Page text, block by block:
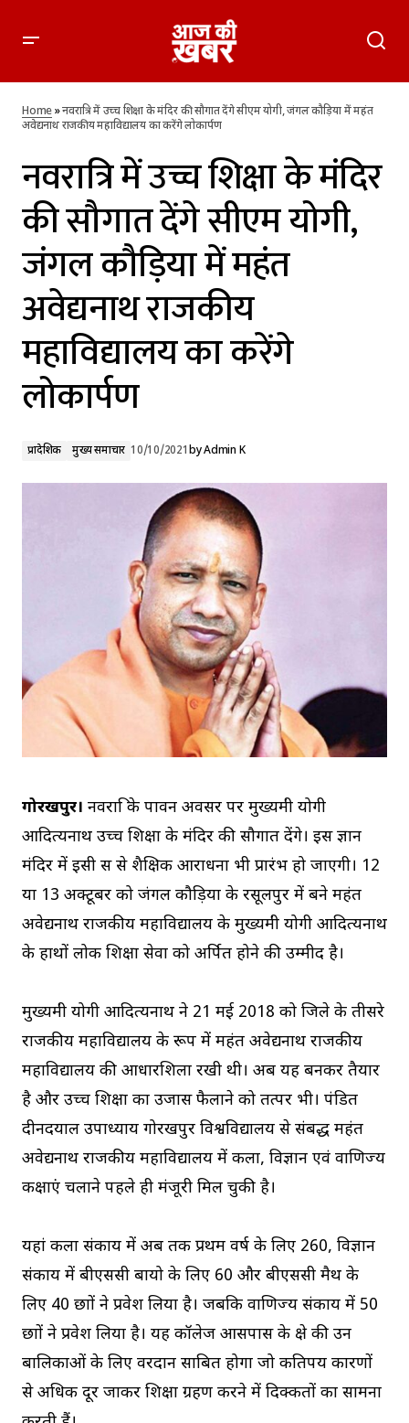
महंत अवेद्यनाथ राजकीय महाविद्यालय का करेंगे लोकार्पण
Home»नवरात्रि में उच्च शिक्षा के मंदिर की सौगात देंगे सीएम योगी, जंगल कौड़िया में महंत
अवेद्यनाथ राजकीय महाविद्यालय का करेंगे लोकार्पण
नवरात्रि में उच्च शिक्षा के मंदिर
की सौगात देंगे सीएम योगी,
जंगल कौड़िया में महंत
अवेद्यनाथ राजकीय
महाविद्यालय का करेंगे
लोकार्पण
प्रादेशिक मुख्य समाचार 10/10/2021byAdmin K
गोरखपुर। नवरात्रि के पावन अवसर पर मुख्यमंत्री योगी
आदित्यनाथ उच्च शिक्षा के मंदिर की सौगात देंगे। इस ज्ञान
मंदिर में इसी सत्र से शैक्षिक आराधना भी प्रारंभ हो जाएगी। 12
या 13 अक्टूबर को जंगल कौड़िया के रसूलपुर में बने महंत
अवेद्यनाथ राजकीय महाविद्यालय के मुख्यमंत्री योगी आदित्यनाथ
के हाथों लोक शिक्षा सेवा को अर्पित होने की उम्मीद है।
मुख्यमंत्री योगी आदित्यनाथ ने 21 मई 2018 को जिले के तीसरे
राजकीय महाविद्यालय के रूप में महंत अवेद्यनाथ राजकीय
महाविद्यालय की आधारशिला रखी थी। अब यह बनकर तैयार
है और उच्च शिक्षा का उजास फैलाने को तत्पर भी। पंडित
दीनदयाल उपाध्याय गोरखपुर विश्वविद्यालय से संबद्ध महंत
अवेद्यनाथ राजकीय महाविद्यालय में कला, विज्ञान एवं वाणिज्य
कक्षाएं चलाने पहले ही मंजूरी मिल चुकी है।
यहां कला संकाय में अब तक प्रथम वर्ष के लिए 260, विज्ञान
संकाय में बीएससी बायो के लिए 60 और बीएससी मैथ के
लिए 40 छात्रों ने प्रवेश लिया है। जबकि वाणिज्य संकाय में 50
छात्रों ने प्रवेश लिया है। यह कॉलेज आसपास के क्षेत्र की उन
बालिकाओं के लिए वरदान साबित होगा जो कतिपय कारणों
से अधिक दूर जाकर शिक्षा ग्रहण करने में दिक्कतों का सामना